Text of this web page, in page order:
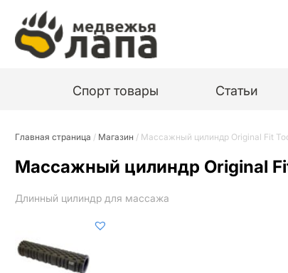
Спорт товары Статьи
Главная страница / Магазин / Массажный цилиндр Original Fit
Массажный цилиндр Original
Длинный цилиндр для массажа